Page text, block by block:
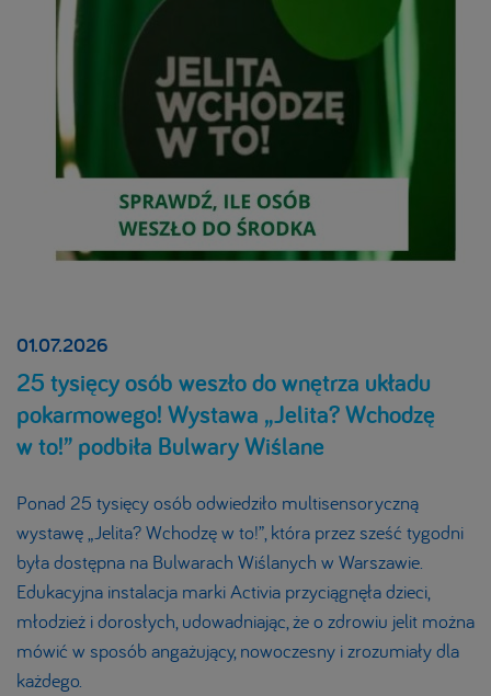
01.07.2026
25 tysięcy osób weszło do wnętrza układu
pokarmowego! Wystawa „Jelita? Wchodzę
w to!” podbiła Bulwary Wiślane
Ponad 25 tysięcy osób odwiedziło multisensoryczną
wystawę „Jelita? Wchodzę w to!”, która przez sześć tygodni
była dostępna na Bulwarach Wiślanych w Warszawie.
Edukacyjna instalacja marki Activia przyciągnęła dzieci,
młodzież i dorosłych, udowadniając, że o zdrowiu jelit można
mówić w sposób angażujący, nowoczesny i zrozumiały dla
każdego.